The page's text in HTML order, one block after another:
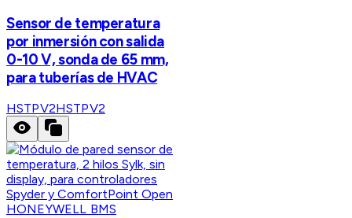
Sensor de temperatura
por inmersión con salida
0-10 V, sonda de 65 mm,
para tuberías de HVAC
HSTPV2HSTPV2
HONEYWELL BMS